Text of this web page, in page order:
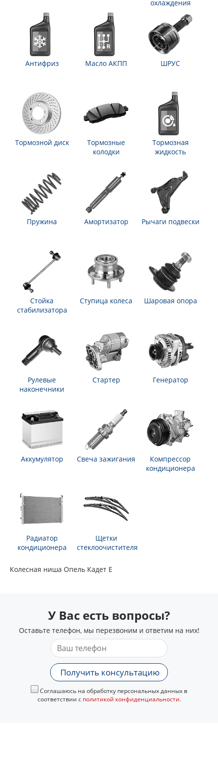
охлаждения
Антифриз Масло АКПП ШРУС
Тормозной диск
Тормозные
колодки
Тормозная
жидкость
Пружина Амортизатор Рычаги подвески
Стойка
стабилизатора
Ступица колеса Шаровая опора
Рулевые
наконечники
Стартер Генератор
Аккумулятор Свеча зажигания
Компрессор
кондиционера
Радиатор
кондиционера
Щетки
стеклоочистителя
Колесная ниша Опель Кадет Е
У Вас есть вопросы?
Оставьте телефон, мы перезвоним и ответим на них!
Получить консультацию
Соглашаюсь на обработку персональных данных в
соответствии с политикой конфиденциальности.